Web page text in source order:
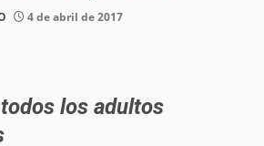
4 de abril de 2017
los adultos